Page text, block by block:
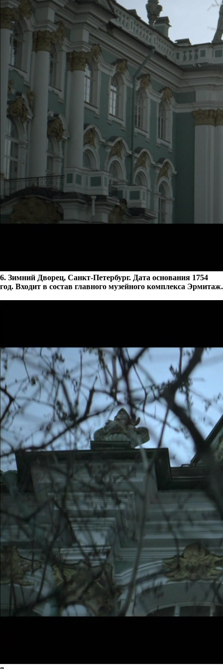
6. Зимний Дворец, Санкт-Петербург. Дата основания 1754
год. Входит в состав главного музейного комплекса Эрмитаж.